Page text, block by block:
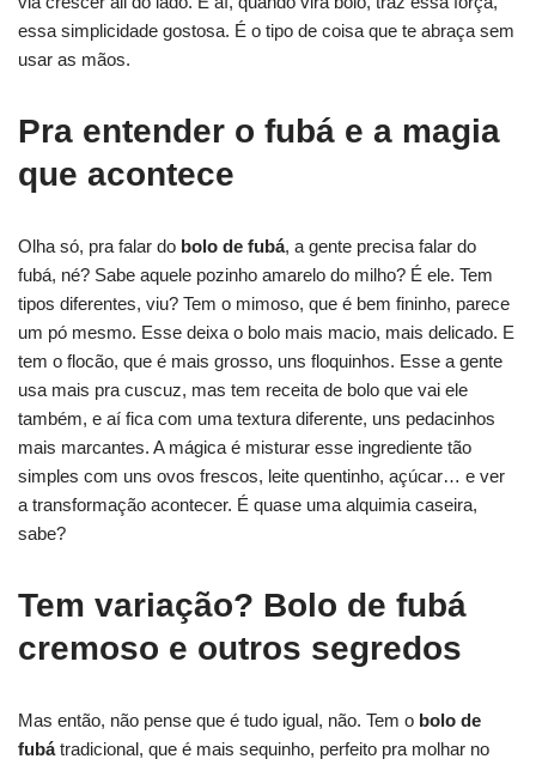
essa simplicidade gostosa. É o tipo de coisa que te abraça sem
usar as mãos.
Pra entender o fubá e a magia
que acontece
Olha só, pra falar do bolo de fubá, a gente precisa falar do
fubá, né? Sabe aquele pozinho amarelo do milho? É ele. Tem
tipos diferentes, viu? Tem o mimoso, que é bem fininho, parece
um pó mesmo. Esse deixa o bolo mais macio, mais delicado. E
tem o flocão, que é mais grosso, uns floquinhos. Esse a gente
usa mais pra cuscuz, mas tem receita de bolo que vai ele
também, e aí fica com uma textura diferente, uns pedacinhos
mais marcantes. A mágica é misturar esse ingrediente tão
simples com uns ovos frescos, leite quentinho, açúcar… e ver
a transformação acontecer. É quase uma alquimia caseira,
sabe?
Tem variação? Bolo de fubá
cremoso e outros segredos
Mas então, não pense que é tudo igual, não. Tem o bolo de
fubátradicional, que é mais sequinho, perfeito pra molhar no